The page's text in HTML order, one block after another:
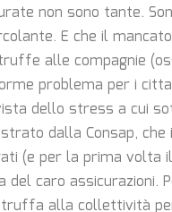
non sono tante.
E che il
alle compagnie
problema per i
dello stress a cui
dalla Consap,
(e per la prima volta
caro assicurazioni.
alla collettività